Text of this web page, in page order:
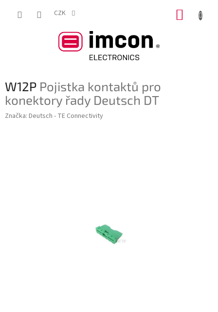
CZK
W12P Pojistka kontaktů pro
konektory řady Deutsch DT
Značka: Deutsch - TE Connectivity